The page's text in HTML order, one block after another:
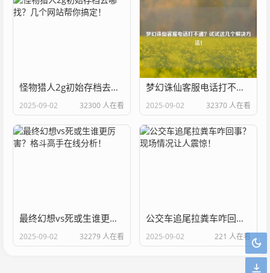
怪物猎人2g初始存档去哪找？几个网站帮你搞定！
2025-09-02 32300 人在看
梦幻诛仙客服电话打不通？试试这几个解决方法！
2025-09-02 32370 人在看
最终幻想vs死或生谁更厉害？格斗高手在线分析！
2025-09-02 32279 人在看
公交车追尾拉粪车咋回事？现场情况让人震惊！
2025-09-02 221 人在看